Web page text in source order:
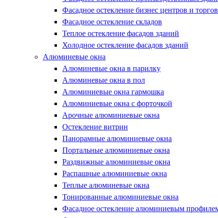
Фасадное остекление бизнес центров и
Фасадное остекление складов
Теплое остекление фасадов зданий
Холодное остекление фасадов зданий
Алюминевые окна
Алюминевые окна в парилку
Алюминевые окна в пол
Алюминиевые окна гармошка
Алюминиевые окна с форточкой
Арочные алюминиевые окна
Остекление витрин
Панорамные алюминиевые окна
Портальные алюминиевые окна
Раздвижные алюминиевые окна
Распашные алюминиевые окна
Теплые алюминевые окна
Тонированные алюминиевые окна
Фасадное остекление алюминиевым